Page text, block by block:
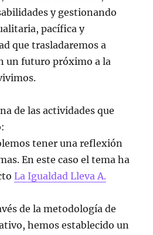
y gestionando
pacífica y
que trasladaremos a
un futuro próximo a la
de las actividades que
tener una reflexión
En este caso el tema ha
La Igualdad Lleva A.
de la metodología de
hemos establecido un